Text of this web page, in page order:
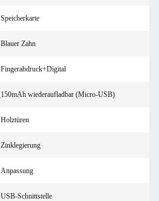
Speicherkarte
Blauer Zahn
Fingerabdruck+Digital
150mAh wiederaufladbar (Micro-USB)
Holztüren
Zinklegierung
Anpassung
USB-Schnittstelle